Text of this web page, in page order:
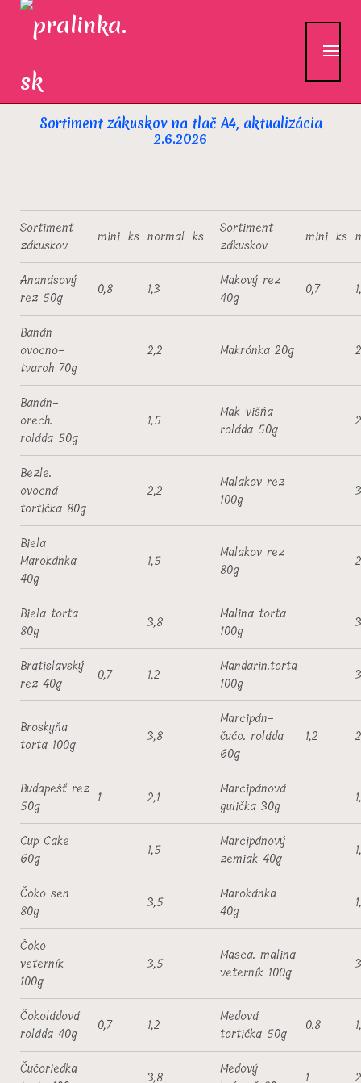
content
Sortimet zákuskov
Sortiment zákuskov na tlač A4, aktualizácia
2.6.2026
Sortiment
zákuskov
mini ks normal ks
Sortiment
zákuskov
mini ks
Ananásový
rez 50g
0,8 1,3
Makový rez
40g
0,7
Banán
ovocno-
tvaroh 70g
2,2 Makrónka 20g
Banán-
orech.
roláda 50g
1,5
Mak-višňa
roláda 50g
Bezle.
ovocná
tortička 80g
2,2
Malakov rez
100g
Biela
Marokánka
40g
1,5
Malakov rez
80g
Biela torta
80g
3,8
Malina torta
100g
Bratislavský
rez 40g
0,7 1,2
Mandarin.torta
100g
Broskyňa
torta 100g
3,8
Marcipán-
čučo. roláda
60g
1,2
Budapešť rez
50g
1 2,1
Marcipánová
gulička 30g
Cup Cake
60g
1,5
Marcipánový
zemiak 40g
Čoko sen
80g
3,5
Marokánka
40g
Čoko
veterník
100g
3,5
Masca. malina
veterník 100g
Čokoládová
roláda 40g
0,7 1,2
Medová
tortička 50g
0.8
Čučoriedka
3,8
Medový
1